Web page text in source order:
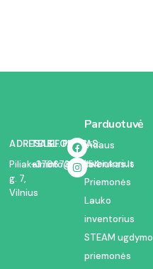
ADRESAS:
Piliakalnio
g. 7,
Vilnius
TELEFONAS:
+37067350054
EL. PAŠTAS:
info@kodelciukas.lt
Parduotuvė
Vidaus
inventorius
Priemonės
Lauko
inventorius
STEAM ugdymo
priemonės